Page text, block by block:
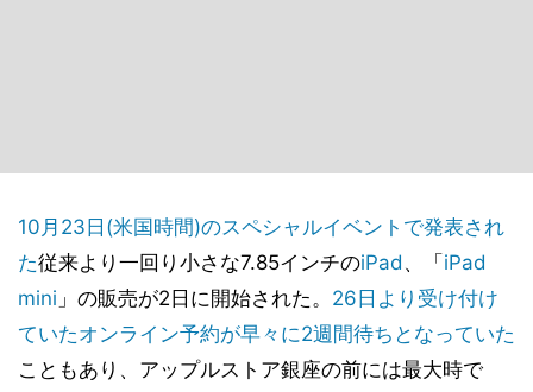
10月23日(米国時間)のスペシャルイベントで発表され
た従来より一回り小さな7.85インチのiPad 、「 iPad
mini 」の販売が2日に開始された。 26日より受け付け
ていたオンライン予約が早々に2週間待ちとなっていた
こともあり、アップルストア銀座の前には最大時で